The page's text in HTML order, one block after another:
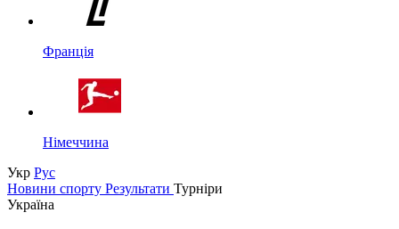
Франція
Німеччина
Укр Рус
Новини спорту Результати Турніри
Україна